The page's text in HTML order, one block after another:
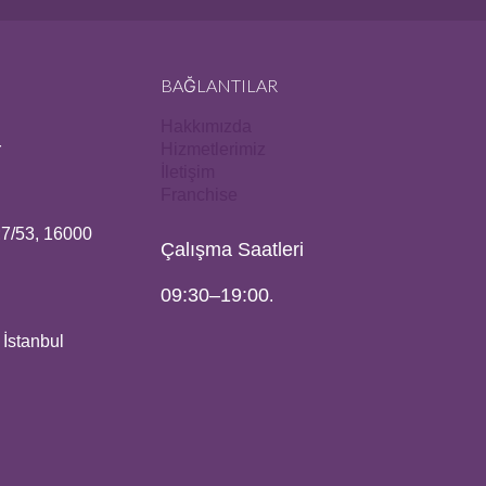
53, 16000
BAĞLANTILAR
Çalışma Saatleri
09:30–19:00.